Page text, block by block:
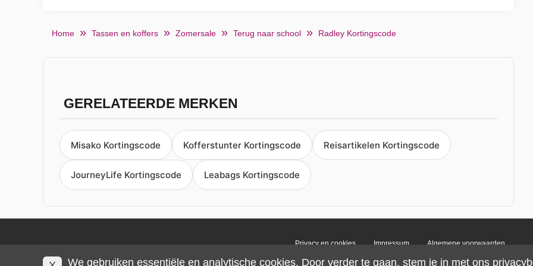
Home Tassen en koffers Zomersale Terug naar school Radley Kortingscode
GERELATEERDE MERKEN
Misako Kortingscode Kofferstunter Kortingscode Reisartikelen Kortingscode
JourneyLife Kortingscode Leabags Kortingscode
Privacy en cookies Impressum Algemene voorwaarden
We gebruiken essentiële en analytische cookies. Door verder te gaan, stem je in met ons